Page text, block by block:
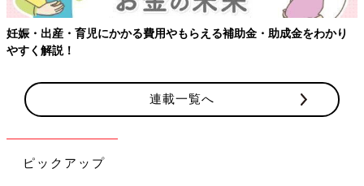
妊娠・出産・育児にかかる費用やもらえる補助金・助成金をわかり
やすく解説！
連載一覧へ
ピックアップ